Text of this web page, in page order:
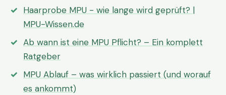
Haarprobe MPU - wie lange wird geprüft? |
MPU-Wissen.de
Ab wann ist eine MPU Pflicht? – Ein komplett
Ratgeber
MPU Ablauf – was wirklich passiert (und worauf
es ankommt)